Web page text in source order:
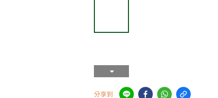
分享到